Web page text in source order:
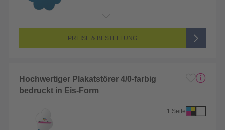
Seitenanzahl: 1-seitig (Vorderseite bedruckt, Rückseite unbedruckt)
4/0-farbig CMYK (vollfarbig bedruckt)
PREISE & BESTELLUNG
Hochwertiger Plakatstörer 4/0-farbig
bedruckt in Eis-Form
1 Seite